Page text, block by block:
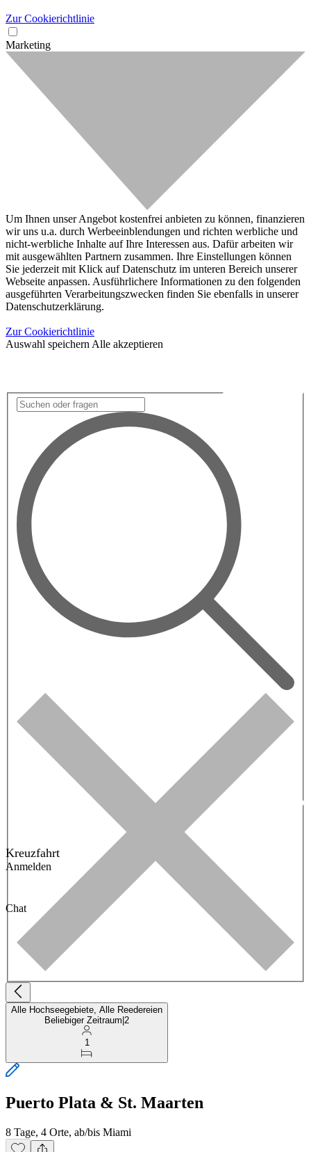
Zur Cookierichtlinie
Marketing
Um Ihnen unser Angebot kostenfrei anbieten zu können, finanzieren
wir uns u.a. durch Werbeeinblendungen und richten werbliche und
nicht-werbliche Inhalte auf Ihre Interessen aus. Dafür arbeiten wir
mit ausgewählten Partnern zusammen. Ihre Einstellungen können
Sie jederzeit mit Klick auf Datenschutz im unteren Bereich unserer
Webseite anpassen. Ausführlichere Informationen zu den folgenden
ausgeführten Verarbeitungszwecken finden Sie ebenfalls in unserer
Datenschutzerklärung.
Zur Cookierichtlinie
Auswahl speichern Alle akzeptieren
Kreuzfahrt
Anmelden
Chat
Alle Hochseegebiete, Alle Reedereien
Beliebiger Zeitraum 2
1
Puerto Plata & St. Maarten
8 Tage, 4 Orte, ab/bis Miami